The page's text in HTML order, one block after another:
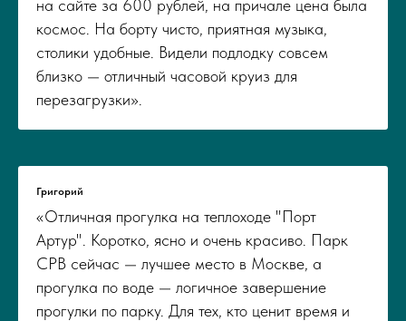
на сайте за 600 рублей, на причале цена была
космос. На борту чисто, приятная музыка,
столики удобные. Видели подлодку совсем
близко — отличный часовой круиз для
перезагрузки».
Григорий
«Отличная прогулка на теплоходе "Порт
Артур". Коротко, ясно и очень красиво. Парк
СРВ сейчас — лучшее место в Москве, а
прогулка по воде — логичное завершение
прогулки по парку. Для тех, кто ценит время и